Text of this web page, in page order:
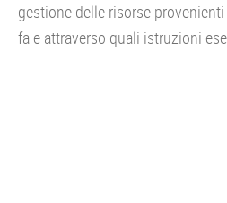
gestione delle risorse
fa e attraverso quali istruzioni